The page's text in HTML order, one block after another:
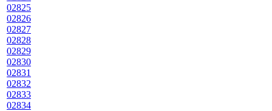
02825
02826
02827
02828
02829
02830
02831
02832
02833
02834